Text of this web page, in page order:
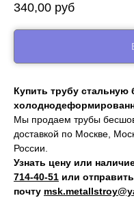
340,00 руб
Купить трубу
Мы продаем трубы
доставкой по Москве,
России.
Узнать цену или
714‑40-51 или
почту